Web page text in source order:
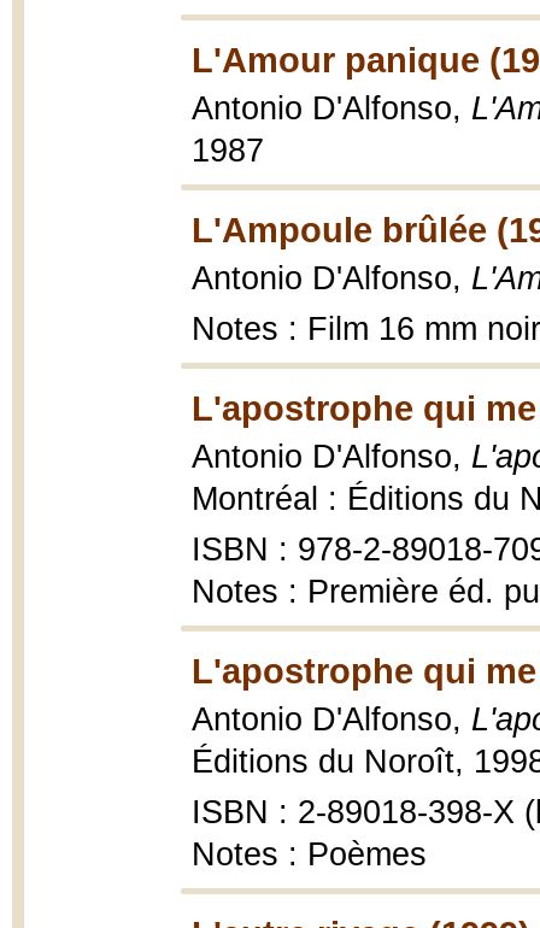
L'Amour panique
Antonio D'Alfonso,
1987
L'Ampoule brûlée
Antonio D'Alfonso,
Notes : Film 16 mm
L'apostrophe qui
Antonio D'Alfonso,
Montréal : Éditions du
ISBN : 978-2-89018-
Notes : Première éd.
L'apostrophe qui
Antonio D'Alfonso,
Éditions du Noroît,
ISBN : 2-89018-398-X
Notes : Poèmes